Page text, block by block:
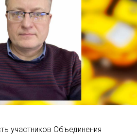
участников Объединения